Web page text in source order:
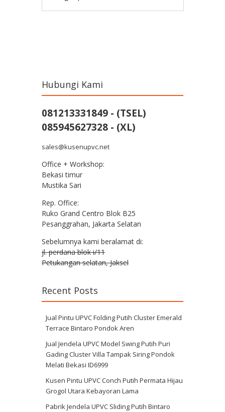
Hubungi Kami
081213331849 - (TSEL)
085945627328 - (XL)
sales@kusenupvc.net
Office + Workshop:
Bekasi timur
Mustika Sari
Rep. Office:
Ruko Grand Centro Blok B25
Pesanggrahan, Jakarta Selatan
Sebelumnya kami beralamat di:
jl. perdana blok i/11
Petukangan selatan, Jaksel
Recent Posts
Jual Pintu UPVC Folding Putih Cluster Emerald
Terrace Bintaro Pondok Aren
Jual Jendela UPVC Model Swing Putih Puri
Gading Cluster Villa Tampak Siring Pondok
Melati Bekasi ID6999
Kusen Pintu UPVC Conch Putih Permata Hijau
Grogol Utara Kebayoran Lama
Pabrik Jendela UPVC Sliding Putih Bintaro